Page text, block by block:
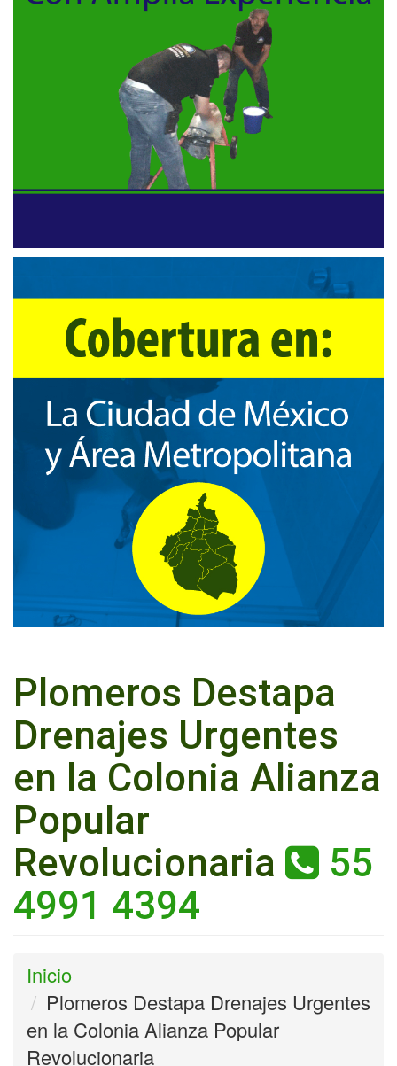
Plomeros Destapa
Drenajes Urgentes
en la Colonia Alianza
Popular
Revolucionaria
55
4991 4394
Inicio
Plomeros Destapa Drenajes Urgentes
en la Colonia Alianza Popular
Revolucionaria